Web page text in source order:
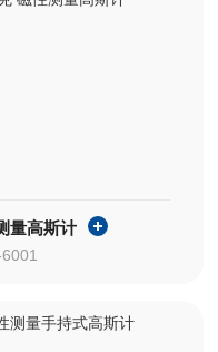
量高斯计